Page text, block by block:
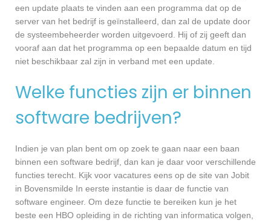
een update plaats te vinden aan een programma dat op de
server van het bedrijf is geïnstalleerd, dan zal de update door
de systeembeheerder worden uitgevoerd. Hij of zij geeft dan
vooraf aan dat het programma op een bepaalde datum en tijd
niet beschikbaar zal zijn in verband met een update.
Welke functies zijn er binnen
software bedrijven?
Indien je van plan bent om op zoek te gaan naar een baan
binnen een software bedrijf, dan kan je daar voor verschillende
functies terecht. Kijk voor vacatures eens op de site van Jobit
in Bovensmilde In eerste instantie is daar de functie van
software engineer. Om deze functie te bereiken kun je het
beste een HBO opleiding in de richting van informatica volgen,